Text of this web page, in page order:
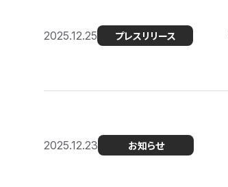
2025.12.25 プレスリリース
2025.12.23 お知らせ